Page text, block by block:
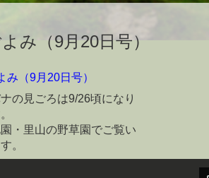
み（9月20日号）
み（9月20日号）
の見ごろは9/26頃になり
・里山の野草園でご覧い
。